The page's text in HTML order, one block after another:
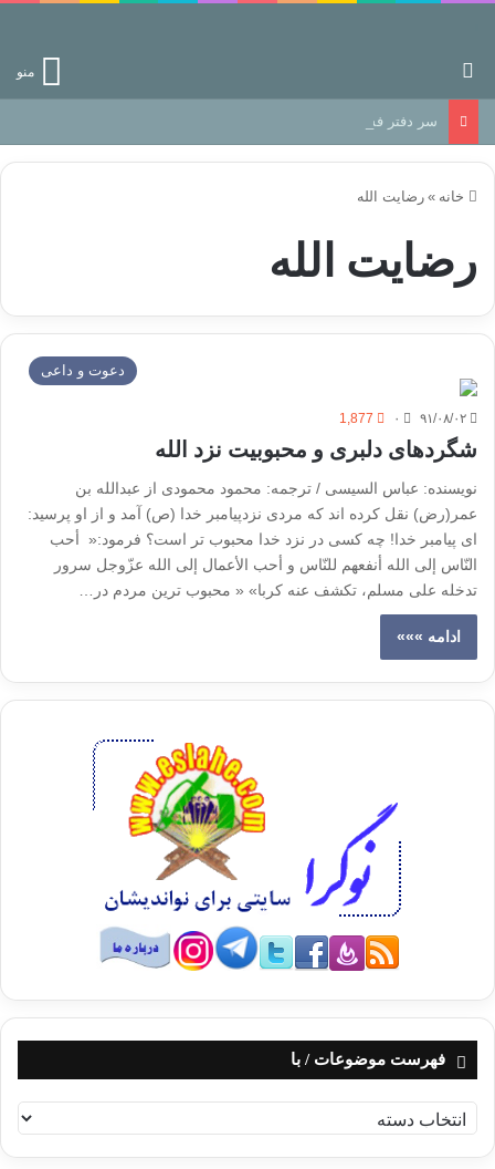
منو
سر دفتر فساد در زمین‌، دوری وکناره‌گیری از راه خداست‌!
خانه » رضایت الله
رضایت الله
دعوت و داعی
۹۱/۰۸/۰۲ ۰ 1,877
شگردهای دلبری و محبوبیت نزد الله
نویسنده: عباس السیسی / ترجمه: محمود محمودی از عبدالله بن
عمر(رض) نقل کرده اند که مردی نزدپیامبر خدا (ص) آمد و از او پرسید:
ای پیامبر خدا! چه کسی در نزد خدا محبوب تر است؟ فرمود:« أحب
النّاس إلی الله أنفعهم للنّاس و أحب الأعمال إلی الله عزّوجل سرور
تدخله علی مسلم، تکشف عنه کربا» « محبوب ترین مردم در…
ادامه »»»
فهرست موضوعات / با
ه
ر